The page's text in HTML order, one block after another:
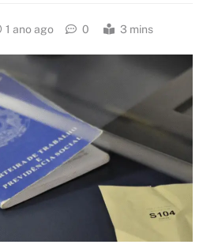
1 ano ago 0 3 mins